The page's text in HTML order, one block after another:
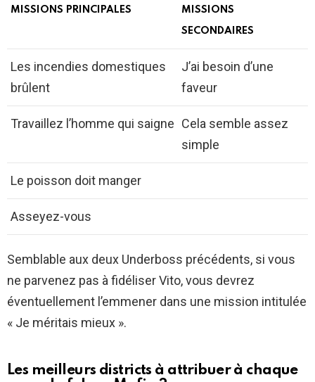
MISSIONS PRINCIPALES MISSIONS
SECONDAIRES
Les incendies domestiques
brûlent
J’ai besoin d’une
faveur
Travaillez l’homme qui saigne Cela semble assez
simple
Le poisson doit manger
Asseyez-vous
Semblable aux deux Underboss précédents, si vous
ne parvenez pas à fidéliser Vito, vous devrez
éventuellement l’emmener dans une mission intitulée
« Je méritais mieux ».
Les meilleurs districts à attribuer à chaque